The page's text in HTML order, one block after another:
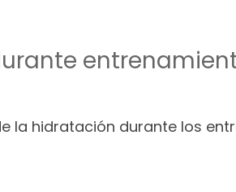
la hidratación durante los